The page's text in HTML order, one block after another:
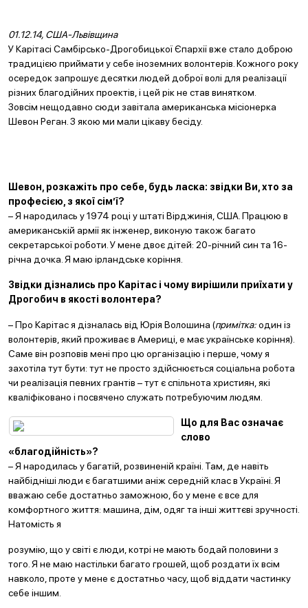
01.12.14, США-Львівщина
У Карітасі Самбірсько-Дрогобицької Єпархії вже стало доброю
традицією приймати у себе іноземних волонтерів. Кожного року
осередок запрошує десятки людей доброї волі для реалізації
різних благодійних проектів, і цей рік не став винятком.
Зовсім нещодавно сюди завітала американська місіонерка
Шевон Реган. З якою ми мали цікаву бесіду.
Шевон, розкажіть про себе, будь ласка: звідки Ви, хто за
професією, з якої сім’ї?
– Я народилась у 1974 році у штаті Вірджинія, США. Працюю в
американській армії як інженер, виконую також багато
секретарської роботи. У мене двоє дітей: 20-річний син та 16-
річна дочка. Я маю ірландське коріння.
Звідки дізнались про Карітас і чому вирішили приїхати у
Дрогобич в якості волонтера?
– Про Карітас я дізналась від Юрія Волошина (примітка:один із
волонтерів, який проживає в Америці, е має українське коріння).
Саме він розповів мені про цю організацію і перше, чому я
захотіла тут бути: тут не просто здійснюється соціальна робота
чи реалізація певних грантів – тут є спільнота християн, які
кваліфіковано і посвячено служать потребуючим людям.
Що для Вас означає
слово
«благодійність»?
– Я народилась у багатій, розвиненій країні. Там, де навіть
найбідніші люди є багатшими аніж середній клас в Україні. Я
вважаю себе достатньо заможною, бо у мене є все для
комфортного життя: машина, дім, одяг та інші життєві зручності.
Натомість я
розумію, що у світі є люди, котрі не мають бодай половини з
того. Я не маю настільки багато грошей, щоб роздати їх всім
навколо, проте у мене є достатньо часу, щоб віддати частинку
себе іншим.